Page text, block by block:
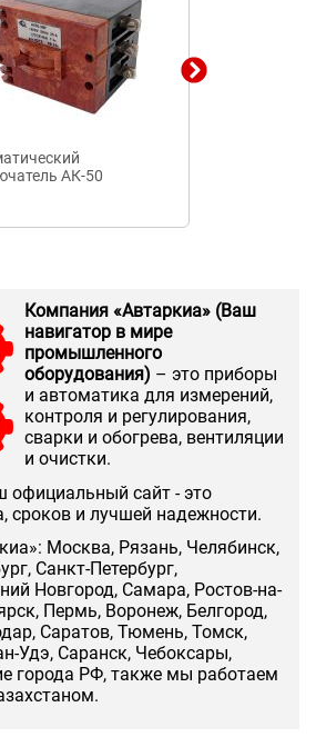
АК-50
Компания «Автаркиа» (Ваш
навигатор в мире
промышленного
оборудования) – это приборы
и автоматика для измерений,
контроля и регулирования,
сварки и обогрева, вентиляции
и очистки.
сайт - это
сроков и лучшей надежности.
Москва, Рязань, Челябинск,
Санкт-Петербург,
Новгород, Самара, Ростов-на-
Пермь, Воронеж, Белгород,
Саратов, Тюмень, Томск,
Удэ, Саранск, Чебоксары,
города РФ, также мы работаем